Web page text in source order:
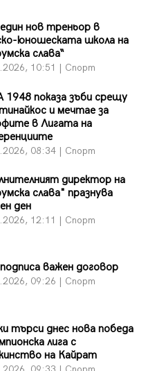
нов треньор в
юношеската школа на
слава“
10:51 | Спорт
показа зъби срещу
и мечтае за
в Лигата на
08:34 | Спорт
директор на
слава" празнува
ден
12:11 | Спорт
важен договор
09:26 | Спорт
търси днес нова победа
лига с
на Кайрат